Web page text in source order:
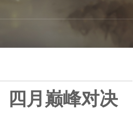
客服中心
四月巅峰对决